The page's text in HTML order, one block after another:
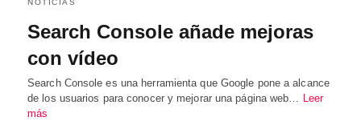
NOTICIAS
Search Console añade mejoras
con vídeo
Search Console es una herramienta que Google pone a alcance
de los usuarios para conocer y mejorar una página web… Leer
más